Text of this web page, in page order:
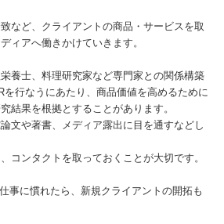
など、クライアントの商品・サービスを取
ィアへ働きかけていきます。
養士、料理研究家など専門家との関係構築
行なうにあたり、商品価値を高めるために
結果を根拠とすることがあります。
文や著書、メディア露出に目を通すなどし
コンタクトを取っておくことが大切です。
事に慣れたら、新規クライアントの開拓も